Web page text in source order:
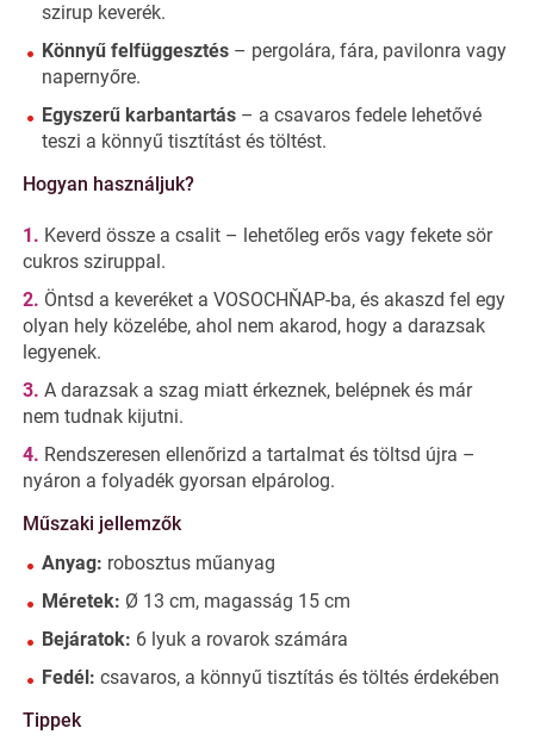
szirup keverék.
Könnyű felfüggesztés – pergolára, fára, pavilonra vagy
napernyőre.
Egyszerű karbantartás – a csavaros fedele lehetővé
teszi a könnyű tisztítást és töltést.
Hogyan használjuk?
Keverd össze a csalit – lehetőleg erős vagy fekete sör
cukros sziruppal.
Öntsd a keveréket a VOSOCHŇAP-ba, és akaszd fel egy
olyan hely közelébe, ahol nem akarod, hogy a darazsak
legyenek.
A darazsak a szag miatt érkeznek, belépnek és már
nem tudnak kijutni.
Rendszeresen ellenőrizd a tartalmat és töltsd újra –
nyáron a folyadék gyorsan elpárolog.
Műszaki jellemzők
Anyag: robosztus műanyag
Méretek: Ø 13 cm, magasság 15 cm
Bejáratok: 6 lyuk a rovarok számára
Fedél: csavaros, a könnyű tisztítás és töltés érdekében
Tippek